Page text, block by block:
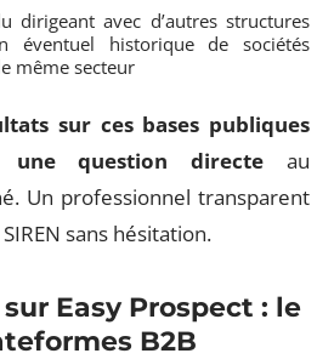
dirigeant avec d’autres structures
éventuel historique de sociétés
même secteur
sur ces bases publiques
une question directe au
Un professionnel transparent
sans hésitation.
Easy Prospect : le
B2B